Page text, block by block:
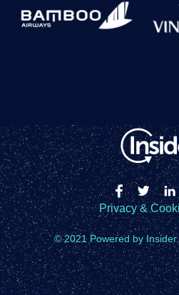
Privacy &
© 2021 Powered by